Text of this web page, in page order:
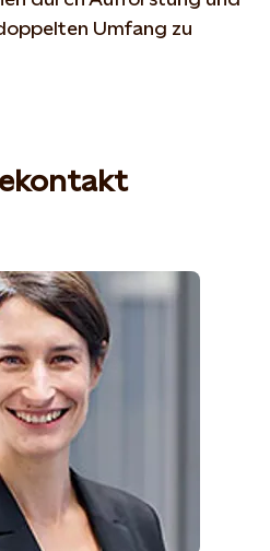
Umfang zu